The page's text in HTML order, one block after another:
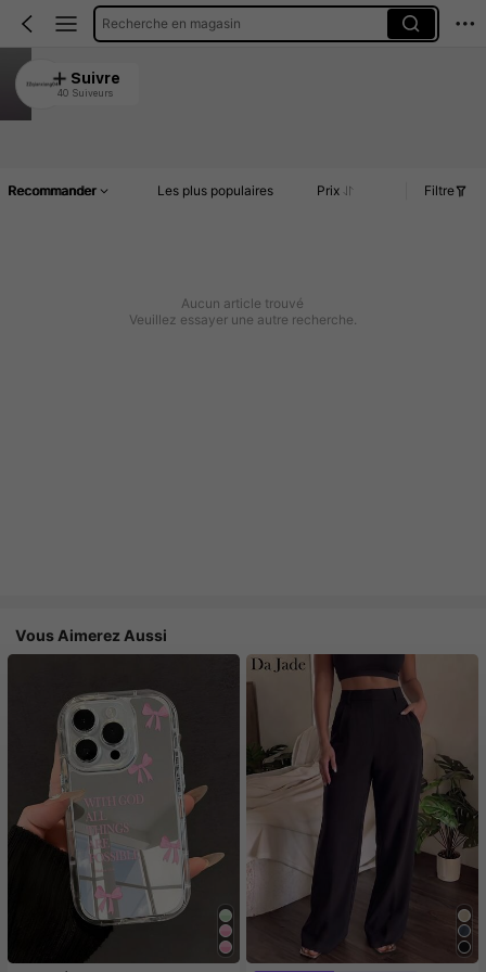
Recherche en magasin
ZZqianxiang04
4.94
Suivre
40 Suiveurs
Recommander Les plus populaires Prix Filtre
Aucun article trouvé
Veuillez essayer une autre recherche.
Vous Aimerez Aussi